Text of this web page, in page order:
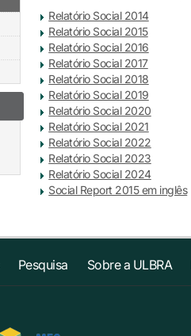
Relatório Social 2014
Relatório Social 2015
Relatório Social 2016
Relatório Social 2017
Relatório Social 2018
Relatório Social 2019
Relatório Social 2020
Relatório Social 2021
Relatório Social 2022
Relatório Social 2023
Relatório Social 2024
Social Report 2015 em inglês
Pesquisa Sobre a ULBRA